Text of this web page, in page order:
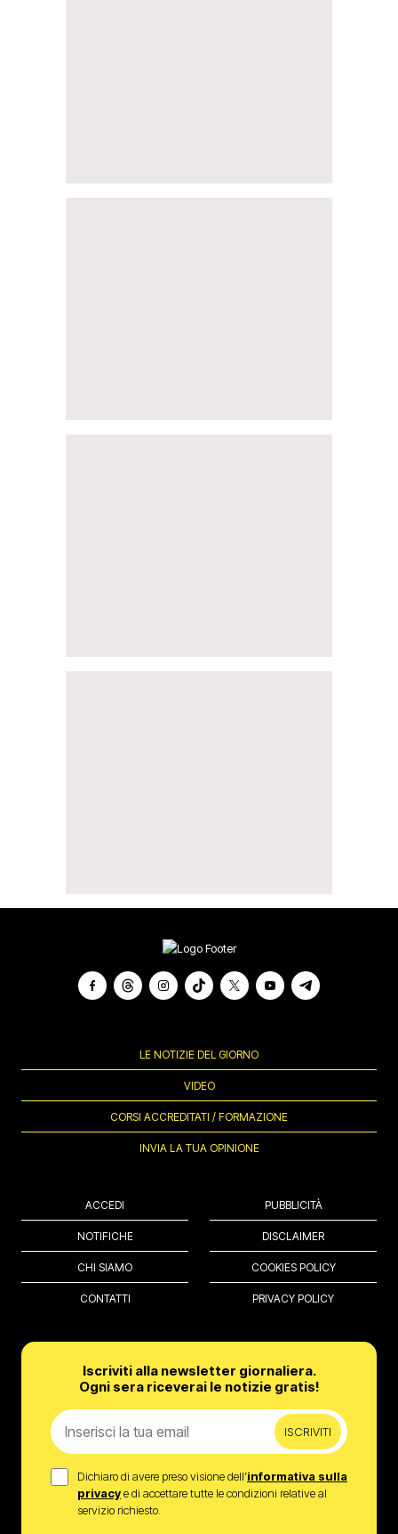
LE NOTIZIE DEL GIORNO
VIDEO
CORSI ACCREDITATI / FORMAZIONE
INVIA LA TUA OPINIONE
ACCEDI
NOTIFICHE
CHI SIAMO
CONTATTI
PUBBLICITÀ
DISCLAIMER
COOKIES POLICY
PRIVACY POLICY
Iscriviti alla newsletter giornaliera.
Ogni sera riceverai le notizie gratis!
ISCRIVITI
Dichiaro di avere preso visione dell’informativa sulla
privacye di accettare tutte le condizioni relative al
servizio richiesto.